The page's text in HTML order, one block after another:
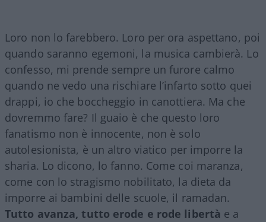
Loro non lo farebbero. Loro per ora aspettano, poi
quando saranno egemoni, la musica cambierà. Lo
confesso, mi prende sempre un furore calmo
quando ne vedo una rischiare l’infarto sotto quei
drappi, io che boccheggio in canottiera. Ma che
dovremmo fare? Il guaio è che questo loro
fanatismo non è innocente, non è solo
autolesionista, è un altro viatico per imporre la
sharia. Lo dicono, lo fanno. Come coi maranza,
come con lo stragismo nobilitato, la dieta da
imporre ai bambini delle scuole, il ramadan.
Tutto avanza, tutto erode e rode libertà e a